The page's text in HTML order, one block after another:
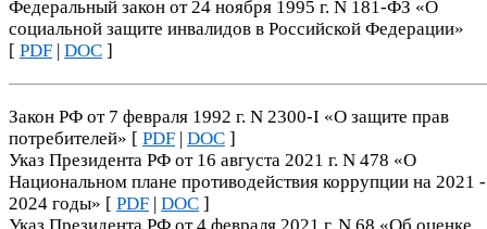
Федеральный закон от 24 ноября 1995 г. N 181-ФЗ «О
социальной защите инвалидов в Российской Федерации»
[ PDF | DOC ]
Закон РФ от 7 февраля 1992 г. N 2300-I «О защите прав
потребителей» [ PDF | DOC ]
Указ Президента РФ от 16 августа 2021 г. N 478 «О
Национальном плане противодействия коррупции на 2021 -
2024 годы» [ PDF | DOC ]